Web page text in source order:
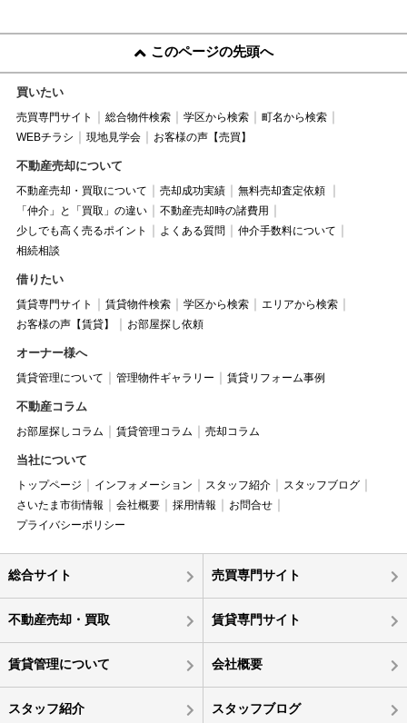
このページの先頭へ
買いたい
売買専門サイト 総合物件検索 学区から検索
町名から検索
WEBチラシ
現地見学会 お客様の声【売買】
不動産売却について
不動産売却・買取について 売却成功実績
無料売却査定依頼
「仲介」と「買取」の違い
不動産売却時の諸費用
少しでも高く売るポイント
よくある質問
仲介手数料について
相続相談
借りたい
賃貸専門サイト 賃貸物件検索 学区から検索
エリアから検索
お客様の声【賃貸】
お部屋探し依頼
オーナー様へ
賃貸管理について 管理物件ギャラリー 賃貸リフォーム事例
不動産コラム
お部屋探しコラム 賃貸管理コラム 売却コラム
当社について
トップページ インフォメーション スタッフ紹介
スタッフブログ
さいたま市街情報
会社概要 採用情報
お問合せ
プライバシーポリシー
総合サイト 売買専門サイト
不動産売却・買取 賃貸専門サイト
賃貸管理について 会社概要
スタッフ紹介 スタッフブログ